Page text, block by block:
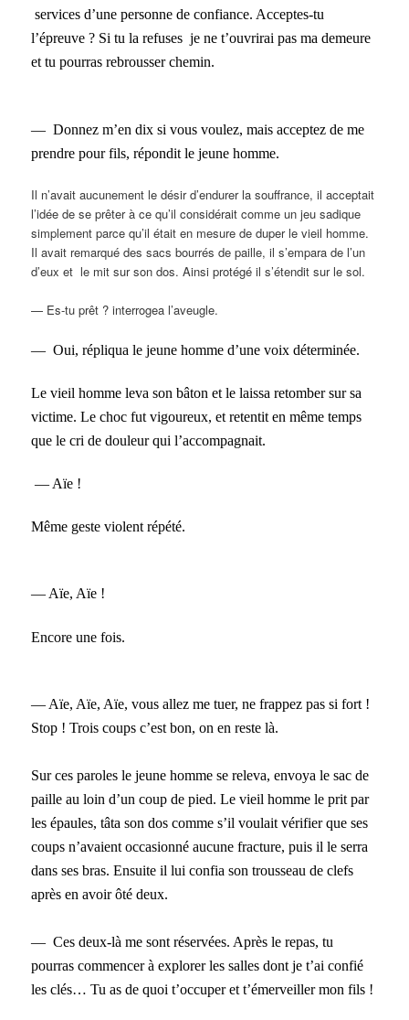
services d’une personne de confiance. Acceptes-tu
l’épreuve ? Si tu la refuses je ne t’ouvrirai pas ma demeure
et tu pourras rebrousser chemin.
— Donnez m’en dix si vous voulez, mais acceptez de me
prendre pour fils, répondit le jeune homme.
Il n’avait aucunement le désir d’endurer la souffrance, il acceptait
l’idée de se prêter à ce qu’il considérait comme un jeu sadique
simplement parce qu’il était en mesure de duper le vieil homme.
Il avait remarqué des sacs bourrés de paille, il s’empara de l’un
d’eux et le mit sur son dos. Ainsi protégé il s’étendit sur le sol.
— Es-tu prêt ? interrogea l’aveugle.
— Oui, répliqua le jeune homme d’une voix déterminée.
Le vieil homme leva son bâton et le laissa retomber sur sa
victime. Le choc fut vigoureux, et retentit en même temps
que le cri de douleur qui l’accompagnait.
— Aïe !
Même geste violent répété.
— Aïe, Aïe !
Encore une fois.
— Aïe, Aïe, Aïe, vous allez me tuer, ne frappez pas si fort !
Stop ! Trois coups c’est bon, on en reste là.
Sur ces paroles le jeune homme se releva, envoya le sac de
paille au loin d’un coup de pied. Le vieil homme le prit par
les épaules, tâta son dos comme s’il voulait vérifier que ses
coups n’avaient occasionné aucune fracture, puis il le serra
dans ses bras. Ensuite il lui confia son trousseau de clefs
après en avoir ôté deux.
— Ces deux-là me sont réservées. Après le repas, tu
pourras commencer à explorer les salles dont je t’ai confié
les clés… Tu as de quoi t’occuper et t’émerveiller mon fils !